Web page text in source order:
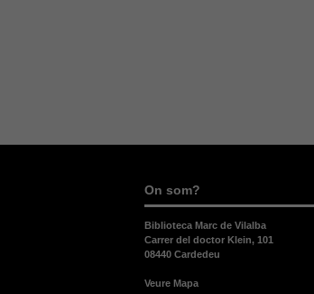
On som?
Biblioteca Marc de Vilalba
Carrer del doctor Klein, 101
08440 Cardedeu
Veure Mapa